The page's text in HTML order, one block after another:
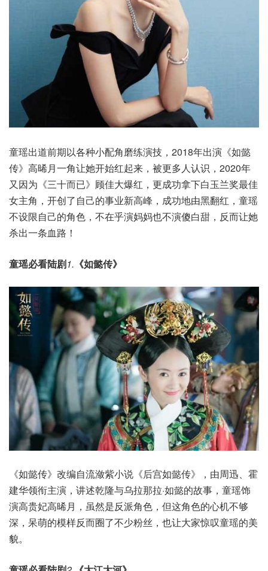
童瑶出道前期以各种小配角磨练演技，2018年出演《如懿
传》高晞月一角让她开始红起来，被更多人认识，2020年
又因为《三十而已》顾佳大爆红，更成功拿下白玉兰奖最佳
女主角 ，开创了自己的事业新高峰，成功地由黑翻红，童瑶
不设限自己的角色，不在乎演妈妈也不演傻白甜，反而让她
杀出一条血路！
童瑶必看陆剧1. 《如懿传》
《如懿传》改编自流潋紫小说《后宫如懿传》，由周迅、霍
建华领衔主演，讲述乾隆与乌拉那拉·如懿的故事，童瑶饰
演高贵妃高晞月，虽然是反派角色，但这角色的心机不够
深，呆萌的模样反而圈了不少粉丝，也让大家惊叹童瑶的美
貌。